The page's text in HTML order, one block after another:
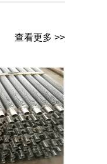
查看更多 >>